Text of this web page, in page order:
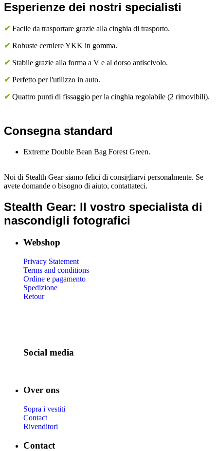
Esperienze dei nostri specialisti
✔ Facile da trasportare grazie alla cinghia di trasporto.
✔ Robuste cerniere YKK in gomma.
✔ Stabile grazie alla forma a V e al dorso antiscivolo.
✔ Perfetto per l'utilizzo in auto.
✔ Quattro punti di fissaggio per la cinghia regolabile (2 rimovibili).
Consegna standard
Extreme Double Bean Bag Forest Green.
Noi di Stealth Gear siamo felici di consigliarvi personalmente. Se
avete domande o bisogno di aiuto, contattateci.
Stealth Gear: Il vostro specialista di
nascondigli fotografici
Webshop
Privacy Statement
Terms and conditions
Ordine e pagamento
Spedizione
Retour
Social media
Over ons
Sopra i vestiti
Contact
Rivenditori
Contact